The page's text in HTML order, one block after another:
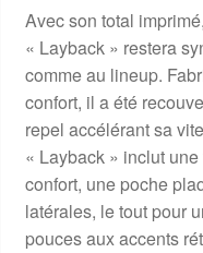
Avec son total
« Layback » restera
comme au lineup.
confort, il a été
repel accélérant sa
« Layback » inclut
confort, une poche
latérales, le tout pour
pouces aux accents